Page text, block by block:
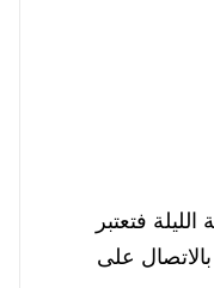
فتعتبر
على